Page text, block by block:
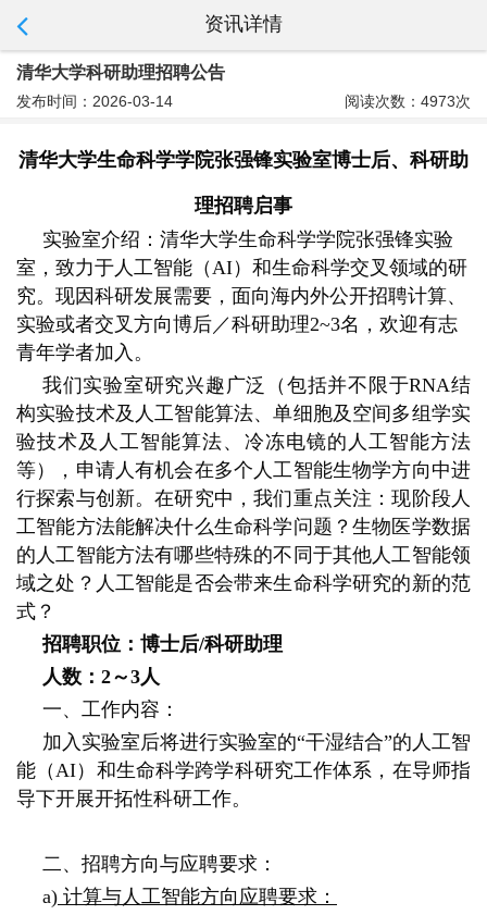
资讯详情
清华大学科研助理招聘公告
发布时间：2026-03-14 阅读次数：4973次
清华大学生命科学学院张强锋实验室博士后、科研助
理招聘启事
实验室介绍：清华大学生命科学学院张强锋实验
室，致力于人工智能（AI）和生命科学交叉领域的研
究。现因科研发展需要，面向海内外公开招聘计算、
实验或者交叉方向博后／科研助理2~3名，欢迎有志
青年学者加入。
我们实验室研究兴趣广泛（包括并不限于RNA结
构实验技术及人工智能算法、单细胞及空间多组学实
验技术及人工智能算法、冷冻电镜的人工智能方法
等），申请人有机会在多个人工智能生物学方向中进
行探索与创新。在研究中，我们重点关注：现阶段人
工智能方法能解决什么生命科学问题？生物医学数据
的人工智能方法有哪些特殊的不同于其他人工智能领
域之处？人工智能是否会带来生命科学研究的新的范
式？
招聘职位：博士后/科研助理
人数：2～3人
一、工作内容：
加入实验室后将进行实验室的“干湿结合”的人工智
能（AI）和生命科学跨学科研究工作体系，在导师指
导下开展开拓性科研工作。
二、招聘方向与应聘要求：
a) 计算与人工智能方向应聘要求：